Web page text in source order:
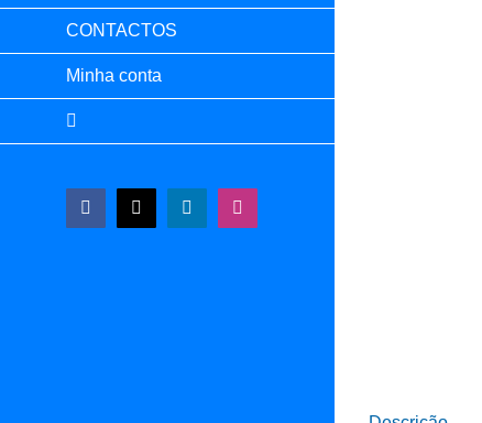
CONTACTOS
Minha conta
Facebook
X LinkedInInstagram